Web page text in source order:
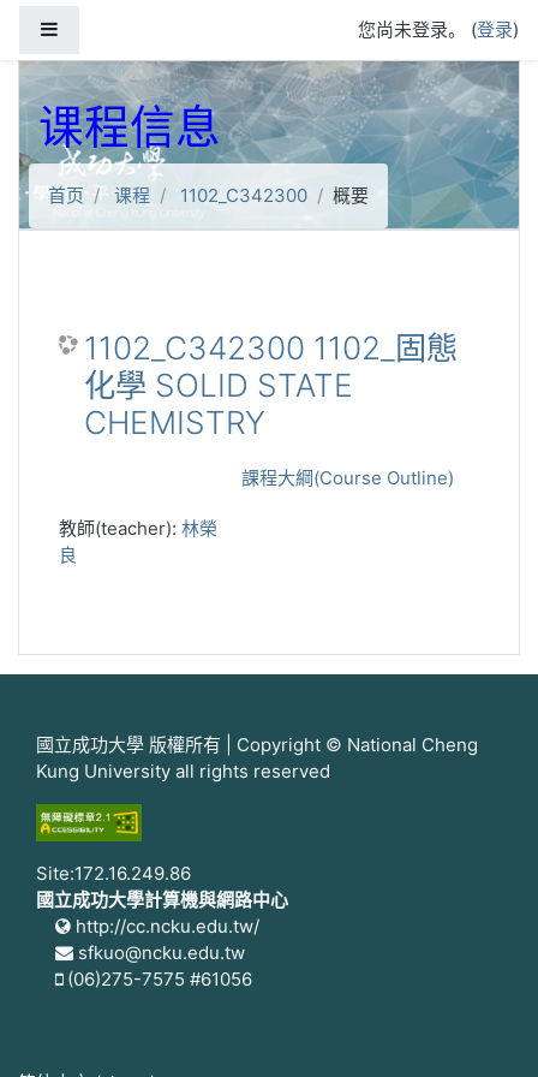
您尚未登录。 (登录)
课程信息
首页 课程 1102_C342300 概要
1102_C342300 1102_固態
化學 SOLID STATE
CHEMISTRY
課程大綱(Course Outline)
教師(teacher): 林榮
良
國立成功大學 版權所有 | Copyright © National Cheng
Kung University all rights reserved
Site:172.16.249.86
國立成功大學計算機與網路中心
http://cc.ncku.edu.tw/
sfkuo@ncku.edu.tw
(06)275-7575 #61056